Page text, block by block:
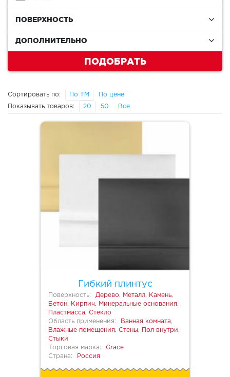
ПОВЕРХНОСТЬ
ДОПОЛНИТЕЛЬНО
ПОДОБРАТЬ
Сортировать по: По ТМ По цене
Показывать товаров: 20 50 Все
Гибкий плинтус
Поверхность:
Дерево, Металл, Камень,
Бетон, Кирпич, Минеральные основания,
Пластмасса, Стекло
Область применения:
Ванная комната,
Влажные помещения, Стены, Пол внутри,
Стыки
Торговая марка:
Grace
Страна:
Россия